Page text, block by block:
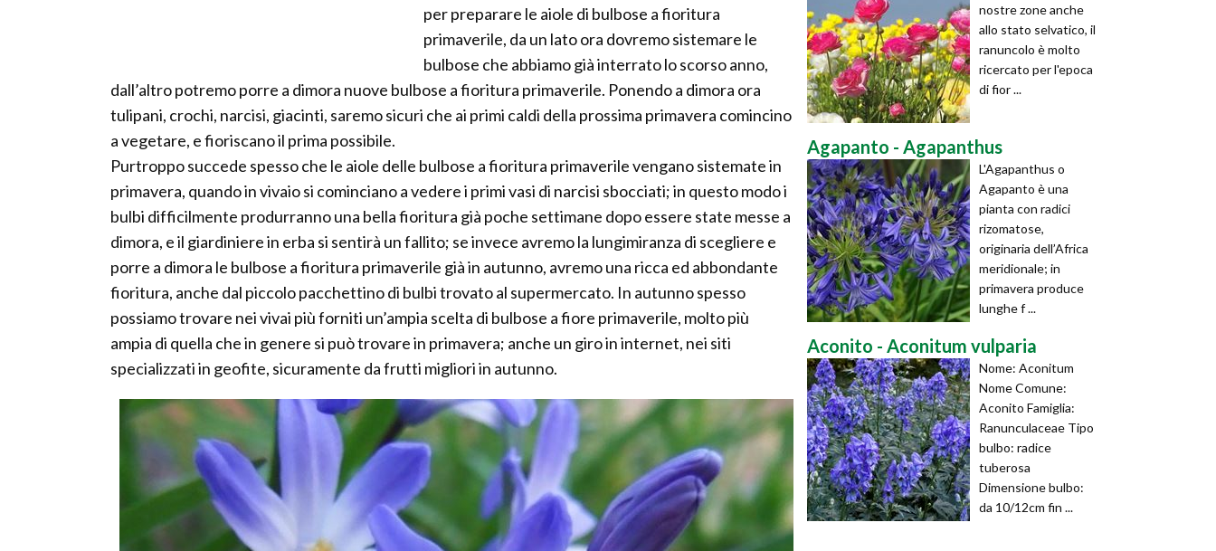
per preparare le aiole di bulbose a fioritura
primaverile, da un lato ora dovremo sistemare le
bulbose che abbiamo già interrato lo scorso anno,
dall’altro potremo porre a dimora nuove bulbose a fioritura primaverile. Ponendo a dimora ora
tulipani, crochi, narcisi, giacinti, saremo sicuri che ai primi caldi della prossima primavera comincino
a vegetare, e fioriscano il prima possibile.
Purtroppo succede spesso che le aiole delle bulbose a fioritura primaverile vengano sistemate in
primavera, quando in vivaio si cominciano a vedere i primi vasi di narcisi sbocciati; in questo modo i
bulbi difficilmente produrranno una bella fioritura già poche settimane dopo essere state messe a
dimora, e il giardiniere in erba si sentirà un fallito; se invece avremo la lungimiranza di scegliere e
porre a dimora le bulbose a fioritura primaverile già in autunno, avremo una ricca ed abbondante
fioritura, anche dal piccolo pacchettino di bulbi trovato al supermercato. In autunno spesso
possiamo trovare nei vivai più forniti un’ampia scelta di bulbose a fiore primaverile, molto più
ampia di quella che in genere si può trovare in primavera; anche un giro in internet, nei siti
specializzati in geofite, sicuramente da frutti migliori in autunno.
nostre zone anche
allo stato selvatico, il
ranuncolo è molto
ricercato per l'epoca
di fior ...
Agapanto - Agapanthus
L'Agapanthus o
Agapanto è una
pianta con radici
rizomatose,
originaria dell’Africa
meridionale; in
primavera produce
lunghe f ...
Aconito - Aconitum vulparia
Nome: Aconitum
Nome Comune:
Aconito Famiglia:
Ranunculaceae Tipo
bulbo: radice
tuberosa
Dimensione bulbo:
da 10/12cm fin ...